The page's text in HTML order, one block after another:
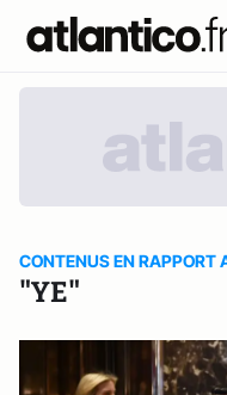
CONTENUS EN RAPPORT
"YE"